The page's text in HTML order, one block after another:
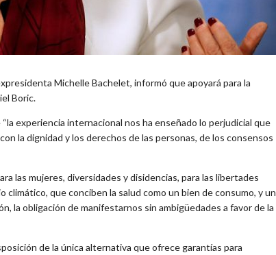
Michelle Bachelet, informó que apoyará para la
Boric.
experiencia internacional nos ha enseñado lo perjudicial que
la dignidad y los derechos de las personas, de los consensos
las mujeres, diversidades y disidencias, para las libertades
que conciben la salud como un bien de consumo, y un
la obligación de manifestarnos sin ambigüedades a favor de la
de la única alternativa que ofrece garantías para